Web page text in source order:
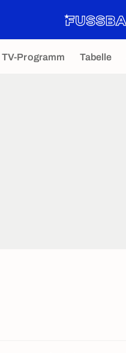
TV-Programm Tabelle